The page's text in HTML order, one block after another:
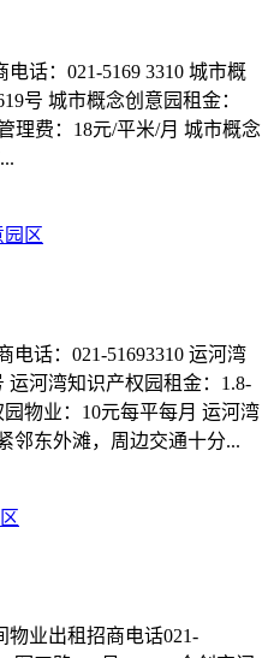
话：021-5169 3310 城市概
号 城市概念创意园租金：
理费：18元/平米/月 城市概念
话：021-51693310 运河湾
运河湾知识产权园租金：1.8-
物业：10元每平每月 运河湾
邻东外滩，周边交通十分...
物业出租招商电话021-